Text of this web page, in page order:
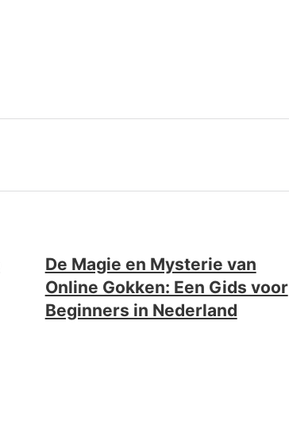
De Magie en Mysterie van
Online Gokken: Een Gids voor
Beginners in Nederland